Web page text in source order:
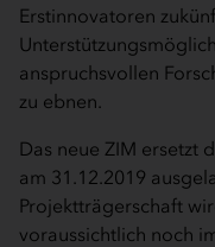
Erstinnovatoren
anspruchsvollen
zu ebnen.
Das neue ZIM ersetzt
am 31.12.2019
Projektträgerschaft
voraussichtlich noch